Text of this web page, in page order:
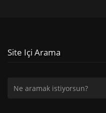
Site Içi Arama